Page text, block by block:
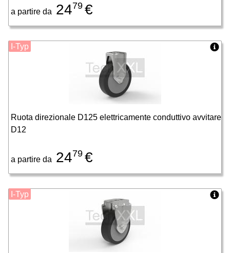
a partire da 2479 €
Ruota direzionale D125 elettricamente conduttivo avvitare
D12
a partire da 2479 €
I-Typ
I-Typ